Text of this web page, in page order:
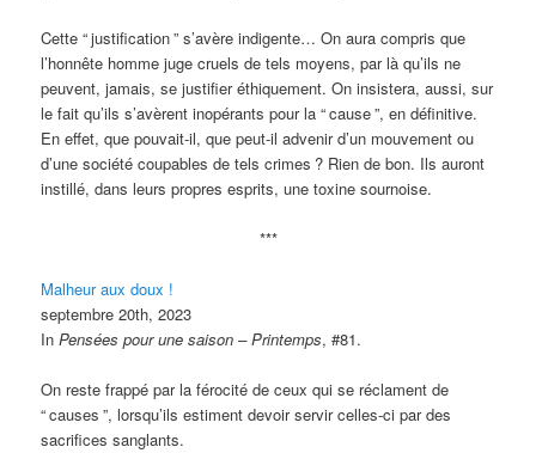
Cette “justification” s’avère indigente… On aura compris que
l’honnête homme juge cruels de tels moyens, par là qu’ils ne
peuvent, jamais, se justifier éthiquement. On insistera, aussi, sur
le fait qu’ils s’avèrent inopérants pour la “cause”, en définitive.
En effet, que pouvait-il, que peut-il advenir d’un mouvement ou
d’une société coupables de tels crimes ? Rien de bon. Ils auront
instillé, dans leurs propres esprits, une toxine sournoise.
***
Malheur aux doux !
septembre 20th, 2023
InPensées pour une saison – Printemps, #81.
On reste frappé par la férocité de ceux qui se réclament de
“causes ”, lorsqu’ils estiment devoir servir celles-ci par des
sacrifices sanglants.